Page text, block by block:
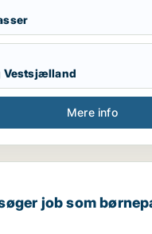
Vestsjælland
Mere info
job som børnepasser
job som